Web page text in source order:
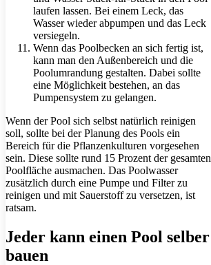
laufen lassen. Bei einem Leck, das
Wasser wieder abpumpen und das Leck
versiegeln.
Wenn das Poolbecken an sich fertig ist,
kann man den Außenbereich und die
Poolumrandung gestalten. Dabei sollte
eine Möglichkeit bestehen, an das
Pumpensystem zu gelangen.
Wenn der Pool sich selbst natürlich reinigen
soll, sollte bei der Planung des Pools ein
Bereich für die Pflanzenkulturen vorgesehen
sein. Diese sollte rund 15 Prozent der gesamten
Poolfläche ausmachen. Das Poolwasser
zusätzlich durch eine Pumpe und Filter zu
reinigen und mit Sauerstoff zu versetzen, ist
ratsam.
Jeder kann einen Pool selber
bauen